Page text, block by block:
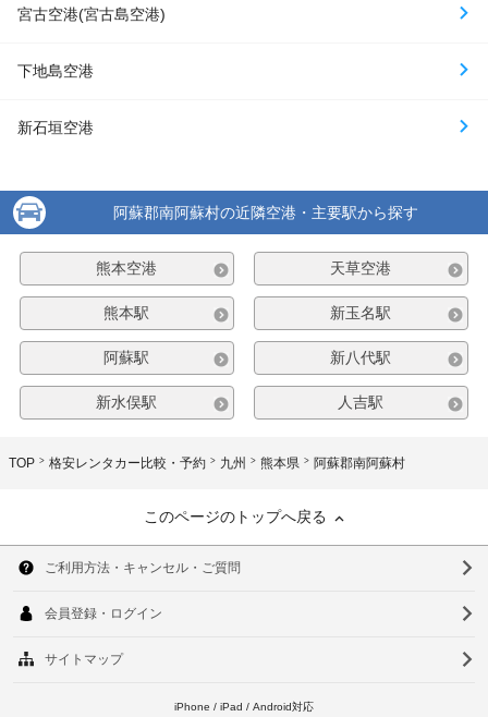
宮古空港(宮古島空港)
下地島空港
新石垣空港
阿蘇郡南阿蘇村の近隣空港・主要駅から探す
熊本空港 天草空港
熊本駅 新玉名駅
阿蘇駅 新八代駅
新水俣駅 人吉駅
TOP 格安レンタカー比較・予約 九州 熊本県 阿蘇郡南阿蘇村
このページのトップへ戻る